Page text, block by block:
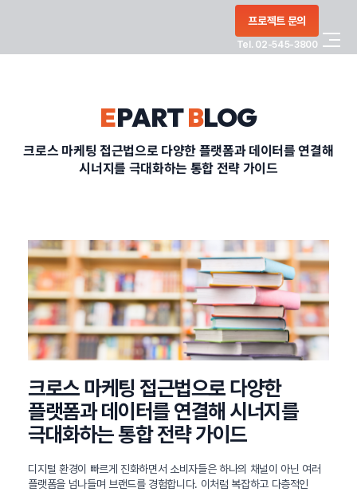
프로젝트 문의
Tel. 02-545-3800
PORTFOLIO
CONTACT
정부지원사업
EPARTBLOG
크로스 마케팅 접근법으로 다양한 플랫폼과 데이터를 연결해
시너지를 극대화하는 통합 전략 가이드
크로스 마케팅 접근법으로 다양한
플랫폼과 데이터를 연결해 시너지를
극대화하는 통합 전략 가이드
디지털 환경이 빠르게 진화하면서 소비자들은 하나의 채널이 아닌 여러
플랫폼을 넘나들며 브랜드를 경험합니다. 이처럼 복잡하고 다층적인